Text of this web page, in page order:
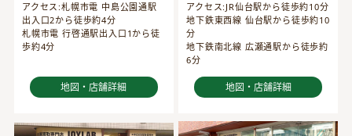
アクセス:札幌市電 中島公園通駅
出入口2から徒歩約4分
札幌市電 行啓通駅出入口1から徒
歩約4分
地図・店舗詳細
アクセス:JR仙台駅から徒歩約10分
地下鉄東西線 仙台駅から徒歩約10
分
地下鉄南北線 広瀬通駅から徒歩約
6分
地図・店舗詳細